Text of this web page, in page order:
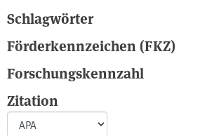
Schlagwörter
Förderkennzeichen (FKZ)
Forschungskennzahl
Zitation